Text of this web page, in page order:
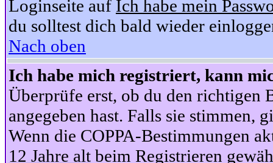
Loginseite auf Ich habe mein
du solltest dich bald wieder
Nach oben
Ich habe mich registriert, kann
Überprüfe erst, ob du den richtigen
angegeben hast. Falls sie stimmen,
Wenn die COPPA-Bestimmungen
12 Jahre alt beim Registrieren